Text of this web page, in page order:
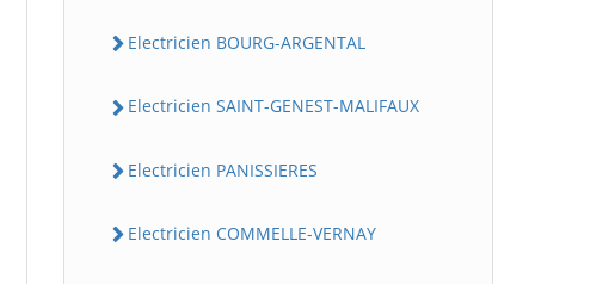
Electricien BOURG-ARGENTAL
Electricien SAINT-GENEST-MALIFAUX
Electricien PANISSIERES
Electricien COMMELLE-VERNAY